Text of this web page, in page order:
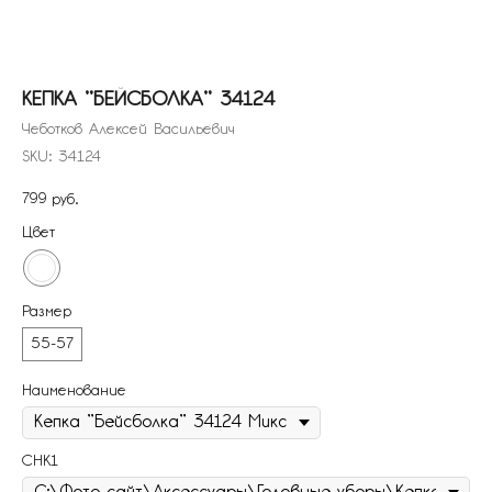
КЕПКА "БЕЙСБОЛКА" 34124
Чеботков Алексей Васильевич
SKU: 34124
799 руб.
Цвет
Размер
55-57
Наименование
СНК1